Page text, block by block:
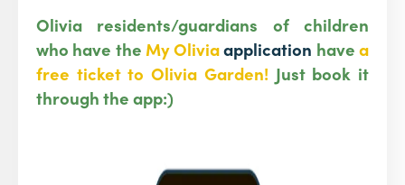
Olivia residents/guardians of children
who have the My Oliviaapplication havea
free ticket to Olivia Garden! Just book it
through the app:)